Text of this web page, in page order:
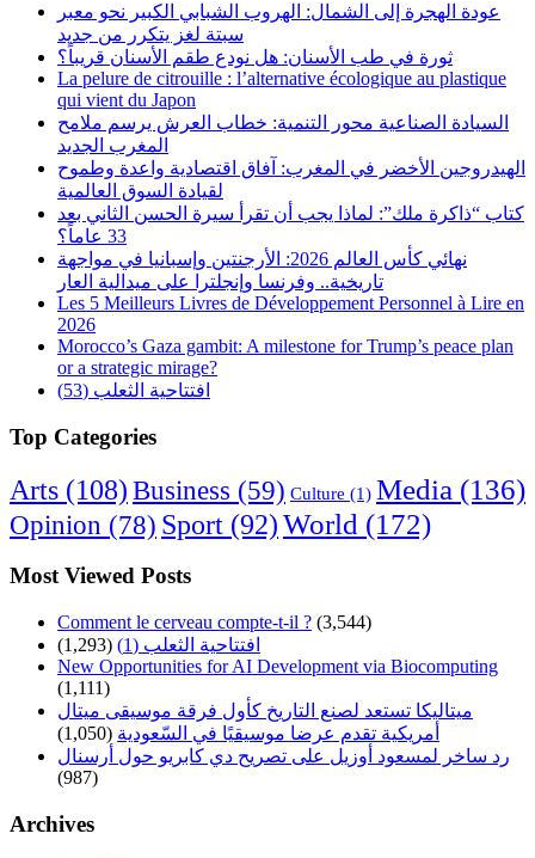
عودة الهجرة إلى الشمال: الهروب الشبابي الكبير نحو معبر
سبتة لغز يتكرر من جديد
ثورة في طب الأسنان: هل نودع طقم الأسنان قريباً؟
La pelure de citrouille : l’alternative écologique au plastique
qui vient du Japon
السيادة الصناعية محور التنمية: خطاب العرش يرسم ملامح
المغرب الجديد
الهيدروجين الأخضر في المغرب: آفاق اقتصادية واعدة وطموح
لقيادة السوق العالمية
كتاب “ذاكرة ملك”: لماذا يجب أن تقرأ سيرة الحسن الثاني بعد
33 عاماً؟
نهائي كأس العالم 2026: الأرجنتين وإسبانيا في مواجهة
تاريخية.. وفرنسا وإنجلترا على ميدالية العار
Les 5 Meilleurs Livres de Développement Personnel à Lire en
2026
Morocco’s Gaza gambit: A milestone for Trump’s peace plan
or a strategic mirage?
افتتاحية الثعلب (53)
Top Categories
Arts (108) Business (59) Culture (1) Media (136)
Opinion (78) Sport (92)World (172)
Most Viewed Posts
Comment le cerveau compte-t-il ? (3,544)
افتتاحية الثعلب (1)
(1,293)
New Opportunities for AI Development via Biocomputing
(1,111)
ميتاليكا تستعد لصنع التاريخ كأول فرقة موسيقى ميتال
أمريكية تقدم عرضا موسيقيًا في السّعودية (1,050)
رد ساخر لمسعود أوزيل على تصريح دي كابريو حول أرسنال
(987)
Archives